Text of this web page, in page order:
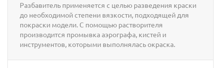
Разбавитель применяется с целью разведения краски
до необходимой степени вязкости, подходящей для
покраски модели. С помощью растворителя
производится промывка аэрографа, кистей и
инструментов, которыми выполнялась окраска.